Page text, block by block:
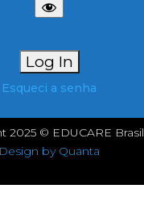
Esqueci a senha
2025 © EDUCARE Brasil
Design by Quanta